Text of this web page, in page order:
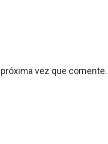
vez que comente.